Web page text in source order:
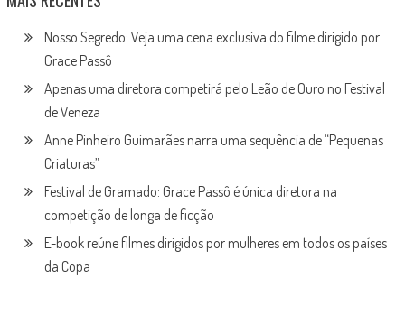
Nosso Segredo: Veja uma cena exclusiva do filme dirigido por
Grace Passô
Apenas uma diretora competirá pelo Leão de Ouro no Festival
de Veneza
Anne Pinheiro Guimarães narra uma sequência de “Pequenas
Criaturas”
Festival de Gramado: Grace Passô é única diretora na
competição de longa de ficção
E-book reúne filmes dirigidos por mulheres em todos os países
da Copa